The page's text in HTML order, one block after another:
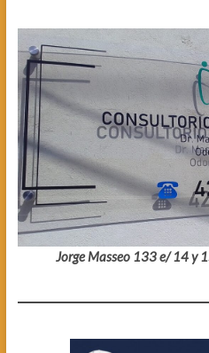
Jorge Masseo 133 e/ 14 y